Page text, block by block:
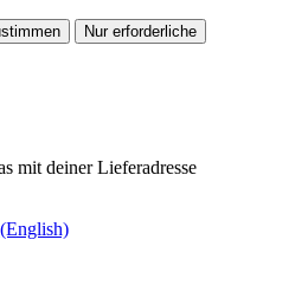
Nur erforderliche
mit deiner Lieferadresse